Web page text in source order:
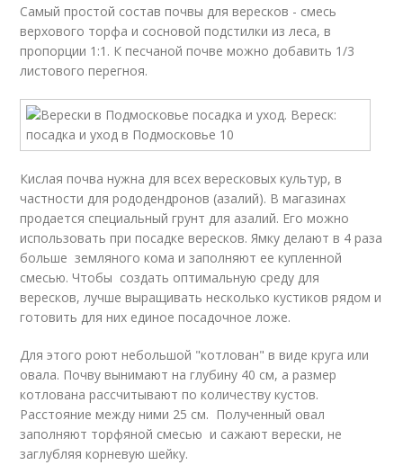
Самый простой состав почвы для вересков - смесь
верхового торфа и сосновой подстилки из леса, в
пропорции 1:1. К песчаной почве можно добавить 1/3
листового перегноя.
Кислая почва нужна для всех вересковых культур, в
частности для рододендронов (азалий). В магазинах
продается специальный грунт для азалий. Его можно
использовать при посадке вересков. Ямку делают в 4 раза
больше земляного кома и заполняют ее купленной
смесью. Чтобы создать оптимальную среду для
вересков, лучше выращивать несколько кустиков рядом и
готовить для них единое посадочное ложе.
Для этого роют небольшой "котлован" в виде круга или
овала. Почву вынимают на глубину 40 см, а размер
котлована рассчитывают по количеству кустов.
Расстояние между ними 25 см. Полученный овал
заполняют торфяной смесью и сажают верески, не
заглубляя корневую шейку.